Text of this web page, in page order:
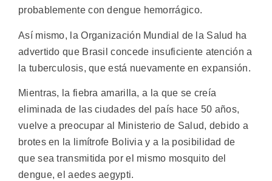
probablemente con dengue hemorrágico.
Así mismo, la Organización Mundial de la Salud ha
advertido que Brasil concede insuficiente atención a
la tuberculosis, que está nuevamente en expansión.
Mientras, la fiebra amarilla, a la que se creía
eliminada de las ciudades del país hace 50 años,
vuelve a preocupar al Ministerio de Salud, debido a
brotes en la limítrofe Bolivia y a la posibilidad de
que sea transmitida por el mismo mosquito del
dengue, el aedes aegypti.